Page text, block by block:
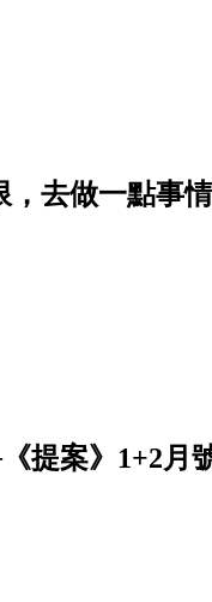
去做一點事情
提案》1+2月